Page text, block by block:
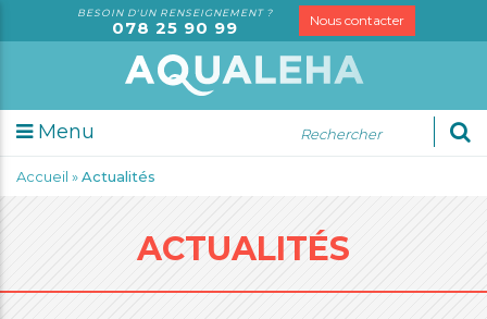
BESOIN D'UN RENSEIGNEMENT ?
078 25 90 99 Nous contacter
Menu
Accueil »Actualités
ACTUALITÉS